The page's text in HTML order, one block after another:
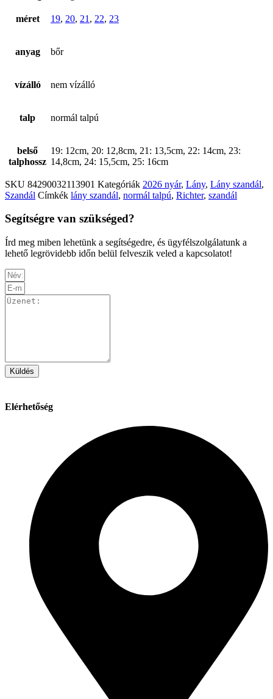
méret 19, 20, 21 , 22, 23
anyag bőr
vízálló nem vízálló
talp normál talpú
belső
talphossz
19: 12cm, 20: 12,8cm, 21: 13,5cm, 22: 14cm, 23:
14,8cm, 24: 15,5cm, 25: 16cm
SKU 84290032113901 Kategóriák 2026 nyár, Lány, Lány szandál,
Szandál Címkék lány szandál, normál talpú, Richter, szandál
Segítségre van szükséged?
Írd meg miben lehetünk a segítségedre, és ügyfélszolgálatunk a
lehető legrövidebb időn belül felveszik veled a kapcsolatot!
Küldés
Elérhetőség